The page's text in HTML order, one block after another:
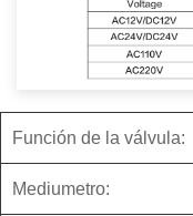
Función de la válvula:
Mediumetro: